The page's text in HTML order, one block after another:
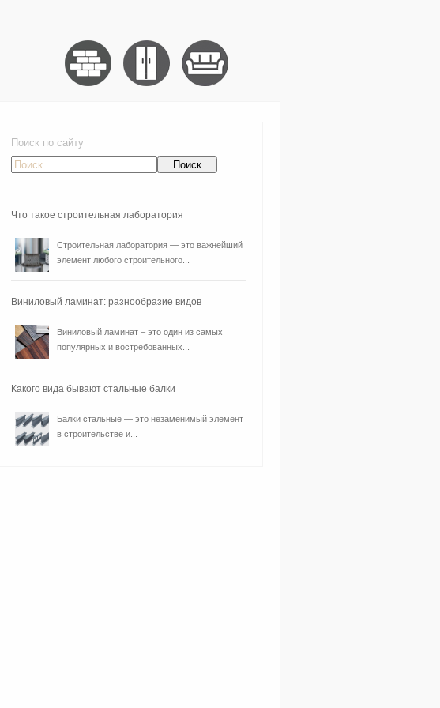
Поиск по сайту
Что такое строительная лаборатория
Строительная лаборатория — это важнейший
элемент любого строительного...
Виниловый ламинат: разнообразие видов
Виниловый ламинат – это один из самых
популярных и востребованных...
Какого вида бывают стальные балки
Балки стальные — это незаменимый элемент
в строительстве и...